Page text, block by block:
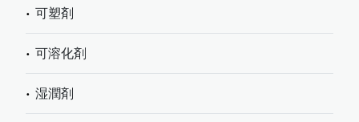
可塑剤
可溶化剤
湿潤剤